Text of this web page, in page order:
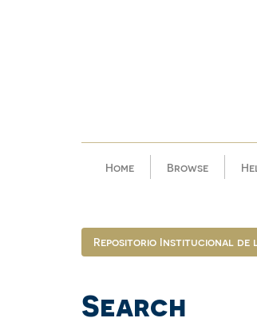
Home Browse
Repositorio Institucional de
Search